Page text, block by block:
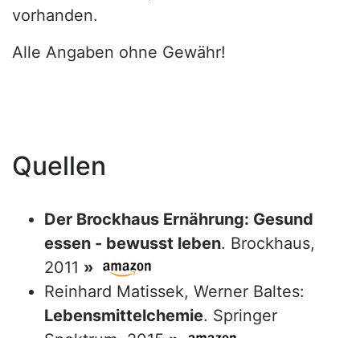
vorhanden.
Alle Angaben ohne Gewähr!
Quellen
Der Brockhaus Ernährung: Gesund
essen - bewusst leben. Brockhaus,
2011 »
Reinhard Matissek, Werner Baltes:
Lebensmittelchemie. Springer